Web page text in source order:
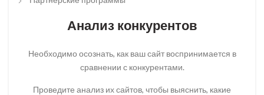
Анализ конкурентов
Необходимо осознать, как ваш сайт воспринимается в
сравнении с конкурентами.
Проведите анализ их сайтов, чтобы выяснить, какие